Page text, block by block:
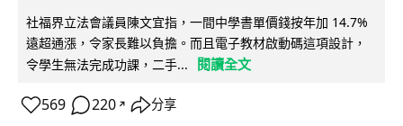
社福界立法會議員陳文宜指，一間中學書單價錢按年加 14.7%
遠超通漲，令家長難以負擔。而且電子教材啟動碼這項設計，
令學生無法完成功課，二手...
閱讀全文
569 220 ↗ 分享